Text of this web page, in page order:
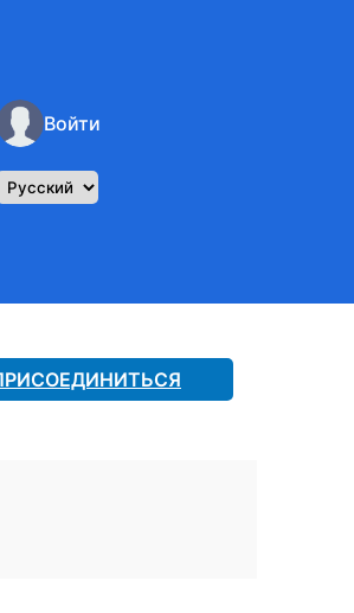
Войти